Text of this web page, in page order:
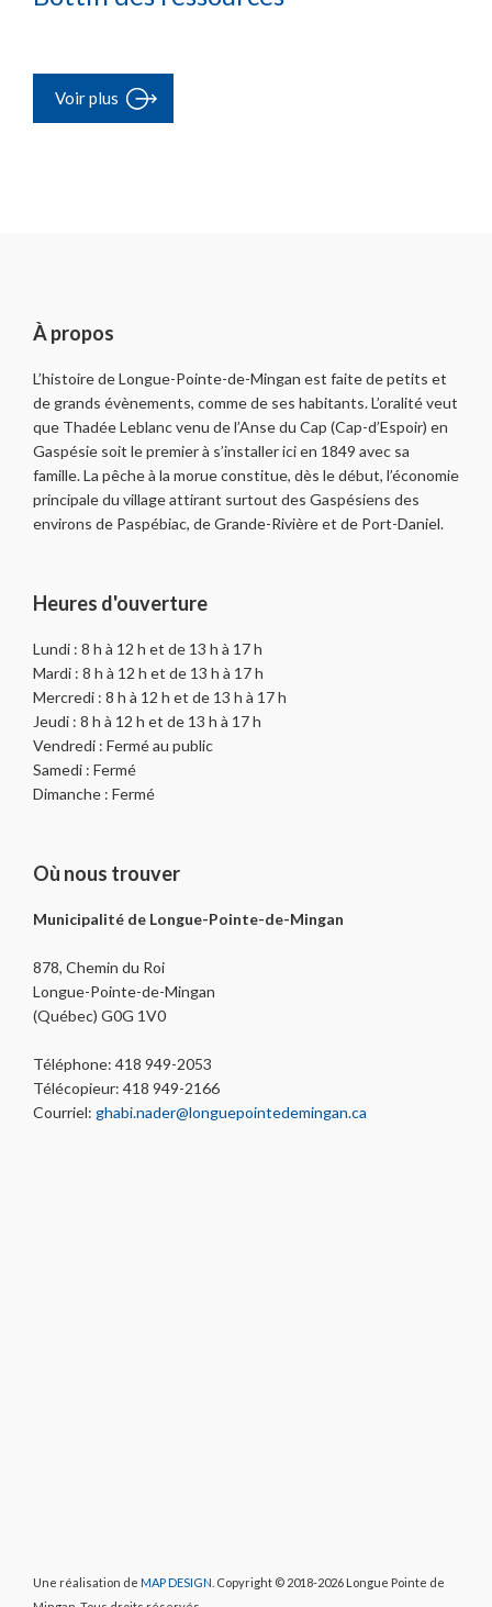
Voir plus
À propos
L’histoire de Longue-Pointe-de-Mingan est faite de petits et
de grands évènements, comme de ses habitants. L’oralité veut
que Thadée Leblanc venu de l’Anse du Cap (Cap-d’Espoir) en
Gaspésie soit le premier à s’installer ici en 1849 avec sa
famille. La pêche à la morue constitue, dès le début, l’économie
principale du village attirant surtout des Gaspésiens des
environs de Paspébiac, de Grande-Rivière et de Port-Daniel.
Heures d'ouverture
Lundi : 8 h à 12 h et de 13 h à 17 h
Mardi : 8 h à 12 h et de 13 h à 17 h
Mercredi : 8 h à 12 h et de 13 h à 17 h
Jeudi : 8 h à 12 h et de 13 h à 17 h
Vendredi : Fermé au public
Samedi : Fermé
Dimanche : Fermé
Où nous trouver
Municipalité de Longue-Pointe-de-Mingan
878, Chemin du Roi
Longue-Pointe-de-Mingan
(Québec) G0G 1V0
Téléphone: 418 949-2053
Télécopieur: 418 949-2166
Courriel: ghabi.nader@longuepointedemingan.ca
Une réalisation de MAP DESIGN . Copyright © 2018-2026 Longue Pointe de